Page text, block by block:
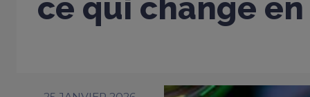
ce qui change